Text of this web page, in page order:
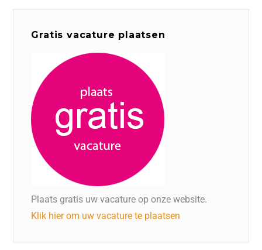
Gratis vacature plaatsen
Plaats gratis uw vacature op onze website.
Klik hier om uw vacature te plaatsen